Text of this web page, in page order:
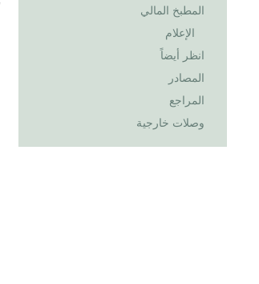
المطبخ المالي
الإعلام
انظر أيضاً
المصادر
المراجع
وصلات خارجية